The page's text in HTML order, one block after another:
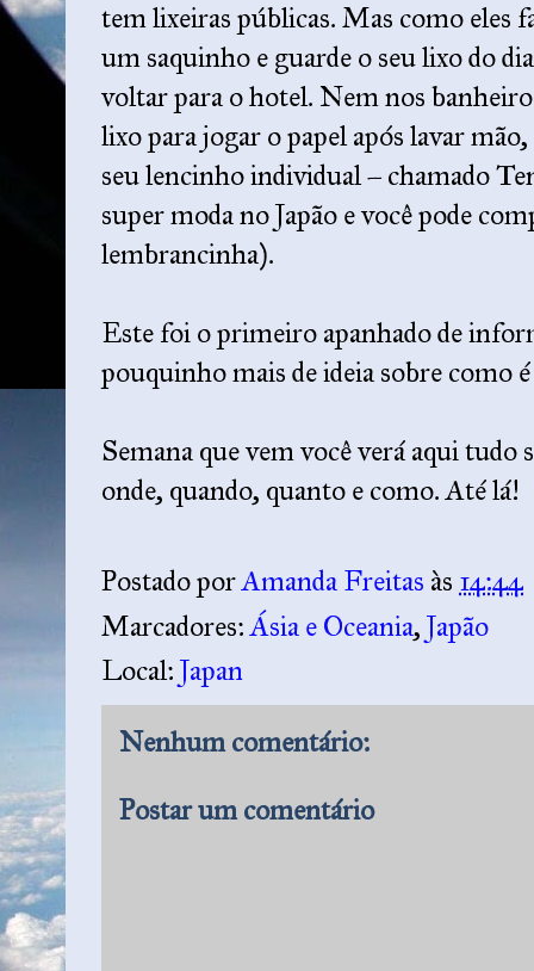
tem lixeiras públicas. Mas como eles
um saquinho e guarde o seu lixo do
voltar para o hotel. Nem nos
lixo para jogar o papel após lavar
seu lencinho individual – chamado
super moda no Japão e você pode
lembrancinha).
Este foi o primeiro apanhado de
pouquinho mais de ideia sobre como
Semana que vem você verá aqui tudo
onde, quando, quanto e como. Até lá!
Postado porAmanda Freitas às 14:44
Marcadores:Ásia e Oceania, Japão
Local: Japan
Nenhum comentário:
Postar um comentário